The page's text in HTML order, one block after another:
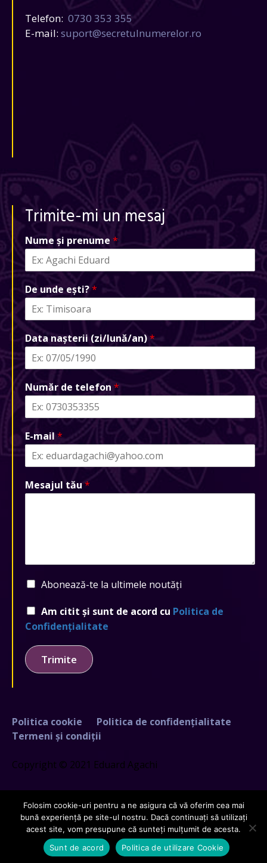
Telefon: 0730 353 355
E-mail: suport@secretulnumerelor.ro
Trimite-mi un mesaj
Nume și prenume *
De unde ești?*
Data nașterii (zi/lună/an)*
Număr de telefon *
E-mail *
Mesajul tău*
Abonează-te la ultimele noutăți
Am citit și sunt de acord cu Politica de
Confidențialitate
Trimite
Politica cookie
Politica de confidențialitate
Termeni și condiții
Copyright © 2021 Eduard Agachi
Creat deGDCloud.io
Folosim cookie-uri pentru a ne asigura că vă oferim cea mai
bună experiență pe site-ul nostru. Dacă continuați să utilizați
acest site, vom presupune că sunteți mulțumit de acesta.
Sunt de acord
Politica de utilizare Cookie